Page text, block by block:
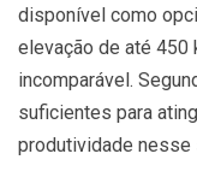
disponível como
elevação de até 450
incomparável.
suficientes para
produtividade nesse